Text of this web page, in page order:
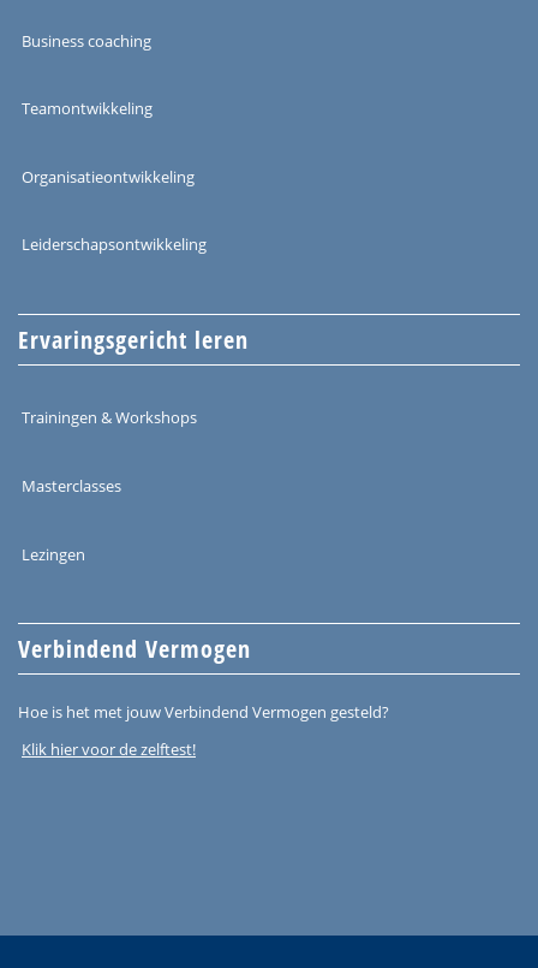
Business coaching
Teamontwikkeling
Organisatieontwikkeling
Leiderschapsontwikkeling
Ervaringsgericht leren
Trainingen & Workshops
Masterclasses
Lezingen
Verbindend Vermogen
Hoe is het met jouw Verbindend Vermogen gesteld?
Klik hier voor de zelftest!